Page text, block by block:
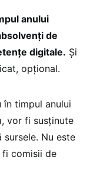
anului
de
digitale. Și
opțional.
în timpul anului
vor fi susținute
Nu este
comisii de